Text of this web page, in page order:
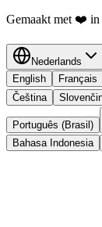
Gemaakt met ❤️ in
Nederlands
English
Français
Čeština
Português (Brasil)
Bahasa Indonesia